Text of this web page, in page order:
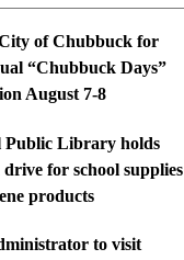
of Chubbuck for
“Chubbuck Days”
August 7-8
Public Library holds
for school supplies
products
to visit